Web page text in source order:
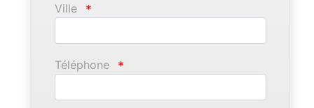
Ville *
Téléphone *